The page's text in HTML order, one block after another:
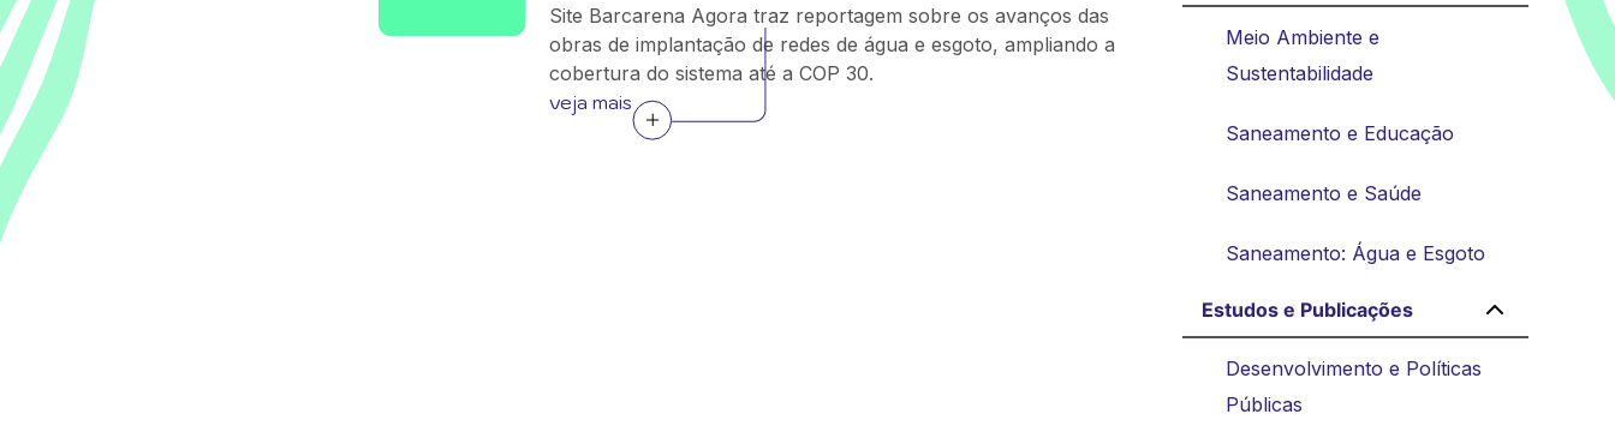
Site Barcarena Agora traz reportagem sobre os avanços das
obras de implantação de redes de água e esgoto, ampliando a
cobertura do sistema até a COP 30.
veja mais
Meio Ambiente e
Sustentabilidade
Saneamento e Educação
Saneamento e Saúde
Saneamento: Água e Esgoto
Estudos e Publicações
Desenvolvimento e Políticas
Públicas